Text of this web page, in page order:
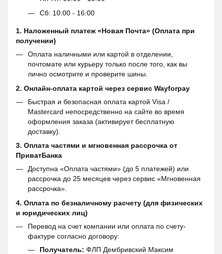
Сб: 10:00 - 16:00
1. Наложенный платеж «Новая Почта» (Оплата при
получении)
Оплата наличными или картой в отделении,
почтомате или курьеру только после того, как вы
лично осмотрите и проверите шины.
2. Онлайн-оплата картой через сервис Wayforpay
Быстрая и безопасная оплата картой Visa /
Mastercard непосредственно на сайте во время
оформления заказа (активирует бесплатную
доставку).
3. Оплата частями и мгновенная рассрочка от
ПриватБанка
Доступна «Оплата частями» (до 5 платежей) или
рассрочка до 25 месяцев через сервис «Мгновенная
рассрочка».
4. Оплата по безналичному расчету (для физических
и юридических лиц)
Перевод на счет компании или оплата по счету-
фактуре согласно договору:
Получатель: ФЛП Дембривский Максим